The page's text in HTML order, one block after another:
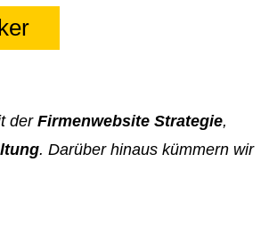
der Firmenwebsite Strategie,
. Darüber hinaus kümmern wir